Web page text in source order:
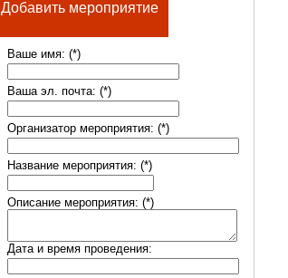
Добавить мероприятие
Ваше имя: (*)
Ваша эл. почта: (*)
Организатор мероприятия: (*)
Название мероприятия: (*)
Описание мероприятия: (*)
Дата и время проведения: